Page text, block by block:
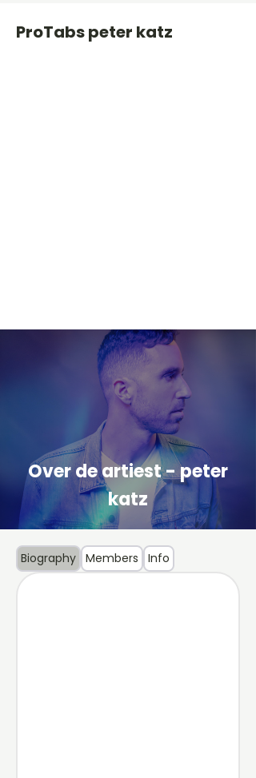
ProTabs peter katz
Over de artiest - peter
katz
Biography Members Info